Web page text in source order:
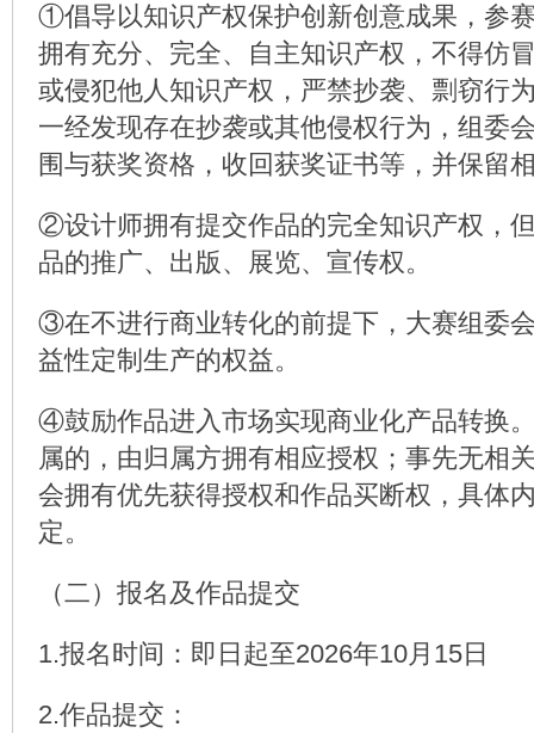
①倡导以知识产权保护创新创意成果，参
拥有充分、完全、自主知识产权，不得仿
或侵犯他人知识产权，严禁抄袭、剽窃行
一经发现存在抄袭或其他侵权行为，组委
围与获奖资格，收回获奖证书等，并保留
②设计师拥有提交作品的完全知识产权，
品的推广、出版、展览、宣传权。
③在不进行商业转化的前提下，大赛组委
益性定制生产的权益。
④鼓励作品进入市场实现商业化产品转换
属的，由归属方拥有相应授权；事先无相
会拥有优先获得授权和作品买断权，具体
定。
（二）报名及作品提交
1.报名时间：即日起至2026年10月15日
2.作品提交：